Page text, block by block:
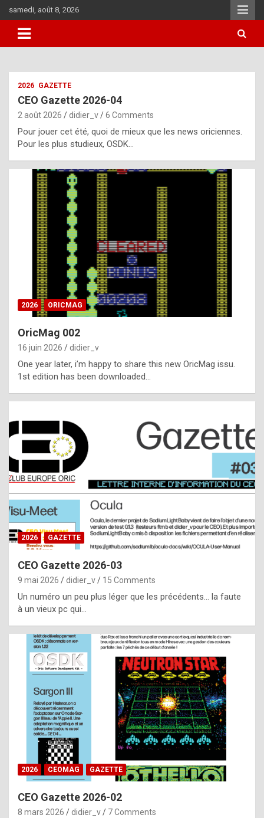
to
content
samedi, août 8, 2026
i
u
l
y
d
i
ff
i
l
t
t
s
t
a
s
i
e
f
o
m
m
a
y
b
e
b
y
g
2026 GAZETTE
CEO Gazette 2026-04
2 août 2026 didier_v 6 Comments
Pour jouer cet été, quoi de mieux que les news oriciennes.
Pour les plus studieux, OSDK…
2026 ORICMAG
OricMag 002
16 juin 2026 didier_v
One year later, i’m happy to share this new OricMag issu.
1st edition has been downloaded…
2026 GAZETTE
CEO Gazette 2026-03
9 mai 2026 didier_v 15 Comments
Un numéro un peu plus léger que les précédents… la faute
à un vieux pc qui…
2026 CEOMAG GAZETTE
CEO Gazette 2026-02
8 mars 2026 didier_v 7 Comments